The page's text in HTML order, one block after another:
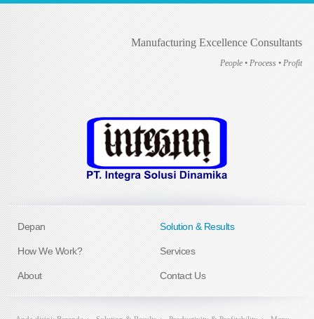
Manufacturing Excellence Consultants
People • Process • Profit
Depan Solution & Results
How We Work? Services
About Contact Us